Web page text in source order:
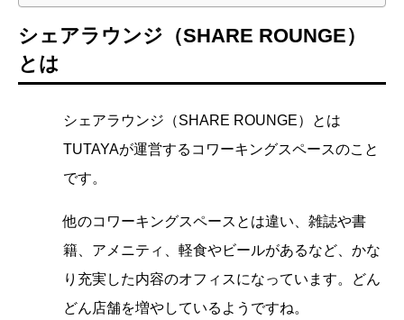
シェアラウンジ（SHARE ROUNGE）
とは
シェアラウンジ（SHARE ROUNGE）とは
TUTAYAが運営するコワーキングスペースのこと
です。
他のコワーキングスペースとは違い、雑誌や書
籍、アメニティ、軽食やビールがあるなど、かな
り充実した内容のオフィスになっています。どん
どん店舗を増やしているようですね。